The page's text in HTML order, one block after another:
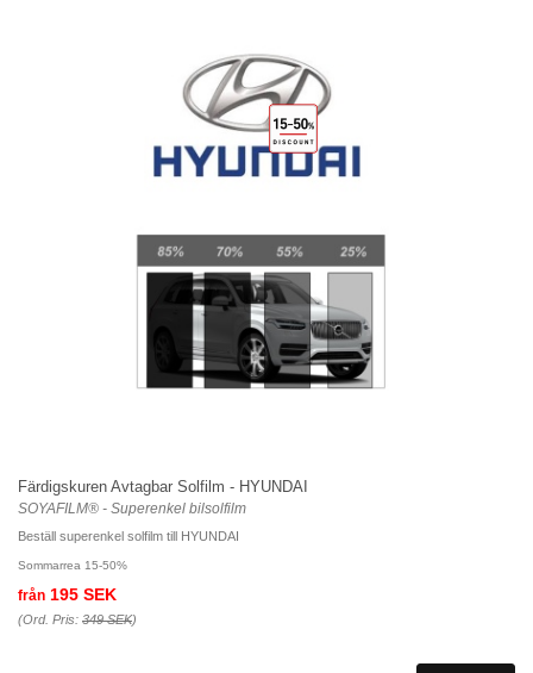
Färdigskuren Avtagbar Solfilm - HYUNDAI
SOYAFILM® - Superenkel bilsolfilm
Beställ superenkel solfilm till HYUNDAI
Sommarrea 15-50%
från 195 SEK
(Ord. Pris: 349 SEK)